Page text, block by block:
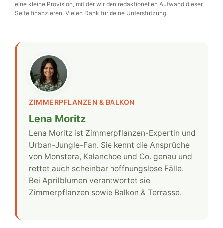
eine kleine Provision, mit der wir den redaktionellen Aufwand dieser
Seite finanzieren. Vielen Dank für deine Unterstützung.
ZIMMERPFLANZEN & BALKON
Lena Moritz
Lena Moritz ist Zimmerpflanzen-Expertin und
Urban-Jungle-Fan. Sie kennt die Ansprüche
von Monstera, Kalanchoe und Co. genau und
rettet auch scheinbar hoffnungslose Fälle.
Bei Aprilblumen verantwortet sie
Zimmerpflanzen sowie Balkon & Terrasse.